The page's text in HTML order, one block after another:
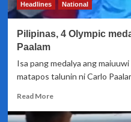
Headlines National
Pilipinas, 4 Olympic
Paalam
Isa pang medalya ang
matapos talunin ni Carlo
Read MoreRead
about